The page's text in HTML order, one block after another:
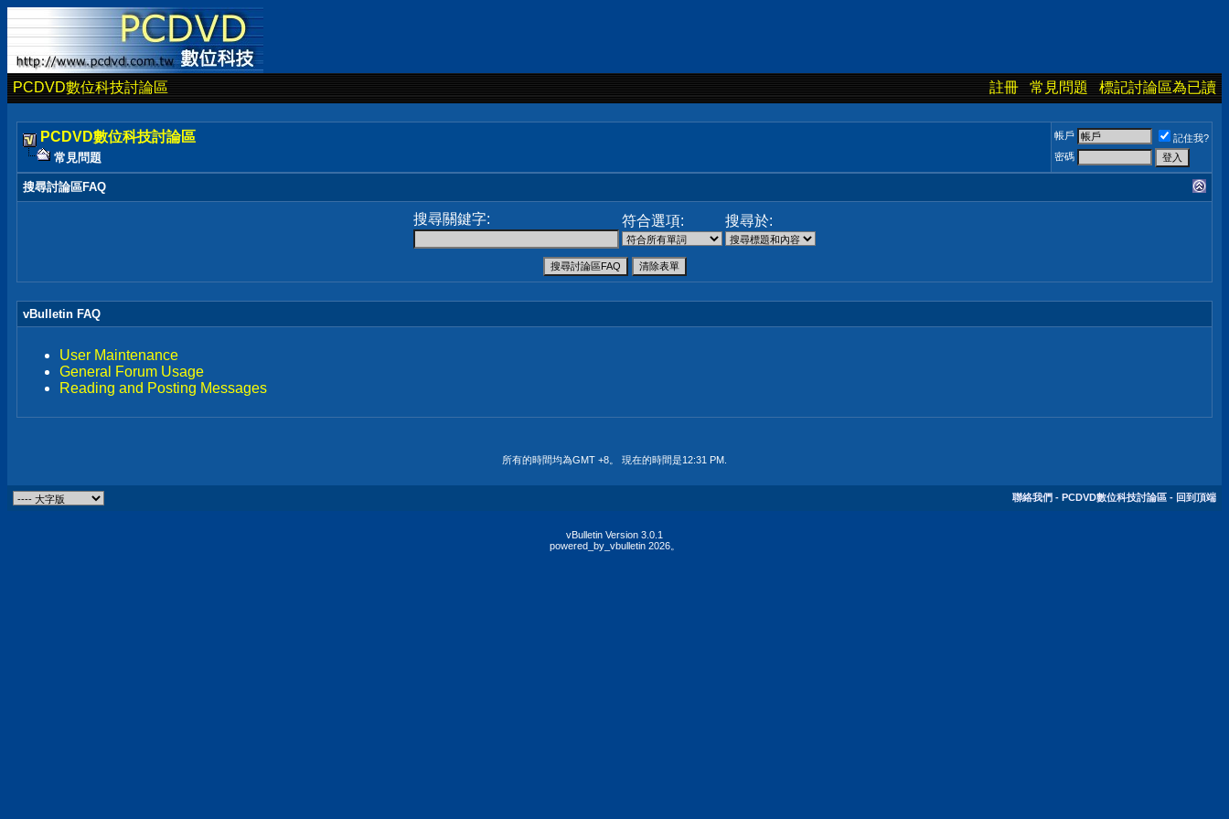
PCDVD數位科技討論區 註冊 常見問題 標記討論區為已讀
PCDVD數位科技討論區
常見問題
帳戶
記住我?
密碼
搜尋討論區FAQ
搜尋關鍵字: 符合選項: 搜尋於:
vBulletin FAQ
User Maintenance
General Forum Usage
Reading and Posting Messages
所有的時間均為GMT +8。 現在的時間是12:31 PM
聯絡我們 - PCDVD數位科技討論區 - 回到頂端
vBulletin Version 3.0.1
powered_by_vbulletin 2026。